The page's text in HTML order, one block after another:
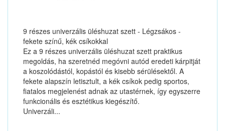
9 részes univerzális üléshuzat szett - Légzsákos -
fekete színű, kék csíkokkal
Ez a 9 részes univerzális üléshuzat szett praktikus
megoldás, ha szeretnéd megóvni autód eredeti kárpitját
a koszolódástól, kopástól és kisebb sérülésektől. A
fekete alapszín letisztult, a kék csíkok pedig sportos,
fiatalos megjelenést adnak az utastérnek, így egyszerre
funkcionális és esztétikus kiegészítő.
Univerzáli...